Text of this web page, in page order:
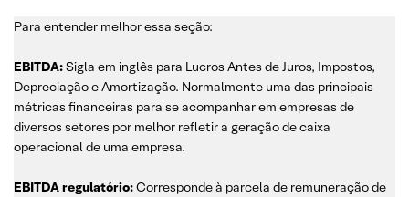
Para entender melhor essa seção:
EBITDA:Sigla em inglês para Lucros Antes de Juros, Impostos,
Depreciação e Amortização. Normalmente uma das principais
métricas financeiras para se acompanhar em empresas de
diversos setores por melhor refletir a geração de caixa
operacional de uma empresa.
EBITDA regulatório:Corresponde à parcela de remuneração de